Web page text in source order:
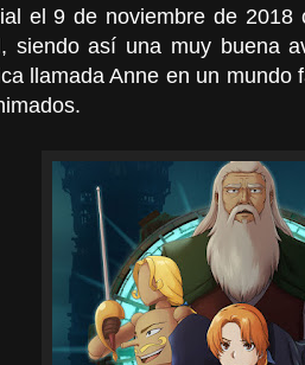
el 9 de noviembre de 2018
siendo así una muy buena
llamada Anne en un mundo